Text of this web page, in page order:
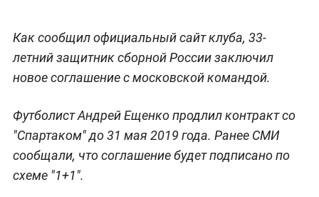
Как сообщил официальный сайт клуба, 33-
летний защитник сборной России заключил
новое соглашение с московской командой.
Футболист Андрей Ещенко продлил контракт со
"Спартаком" до 31 мая 2019 года. Ранее СМИ
сообщали, что соглашение будет подписано по
схеме "1+1".